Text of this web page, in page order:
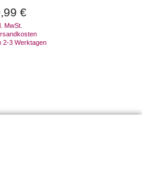
€
MwSt.
2-3 Werktagen